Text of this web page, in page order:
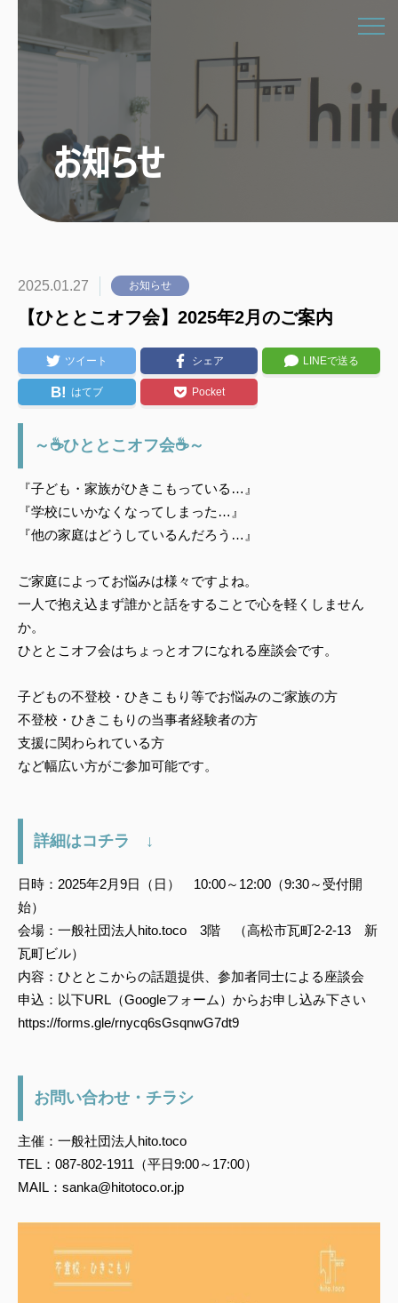
お知らせ
2025.01.27 お知らせ
【ひととこオフ会】2025年2月のご案内
ツイート シェア LINEで送る
B! はてブ Pocket
～☕ひととこオフ会☕～
『子ども・家族がひきこもっている…』
『学校にいかなくなってしまった…』
『他の家庭はどうしているんだろう…』
ご家庭によってお悩みは様々ですよね。
一人で抱え込まず誰かと話をすることで心を軽くしません
か。
ひととこオフ会はちょっとオフになれる座談会です。
子どもの不登校・ひきこもり等でお悩みのご家族の方
不登校・ひきこもりの当事者経験者の方
支援に関わられている方
など幅広い方がご参加可能です。
詳細はコチラ ↓
日時：2025年2月9日（日） 10:00～12:00（9:30～受付開
始）
会場：一般社団法人hito.toco 3階 （高松市瓦町2-2-13 新
瓦町ビル）
内容：ひととこからの話題提供、参加者同士による座談会
申込：以下URL（Googleフォーム）からお申し込み下さい
https://forms.gle/rnycq6sGsqnwG7dt9
お問い合わせ・チラシ
主催：一般社団法人hito.toco
TEL：087-802-1911（平日9:00～17:00）
MAIL：sanka@hitotoco.or.jp